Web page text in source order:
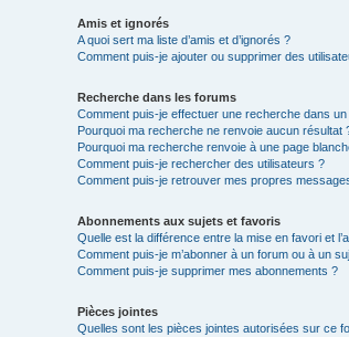
Amis et ignorés
A quoi sert ma liste d’amis et d’ignorés ?
Comment puis-je ajouter ou supprimer des
Recherche dans les forums
Comment puis-je effectuer une recherche dans
Pourquoi ma recherche ne renvoie aucun résultat
Pourquoi ma recherche renvoie à une page
Comment puis-je rechercher des utilisateurs ?
Comment puis-je retrouver mes propres
Abonnements aux sujets et favoris
Quelle est la différence entre la mise en favori et
Comment puis-je m’abonner à un forum ou à un
Comment puis-je supprimer mes abonnements ?
Pièces jointes
Quelles sont les pièces jointes autorisées sur ce